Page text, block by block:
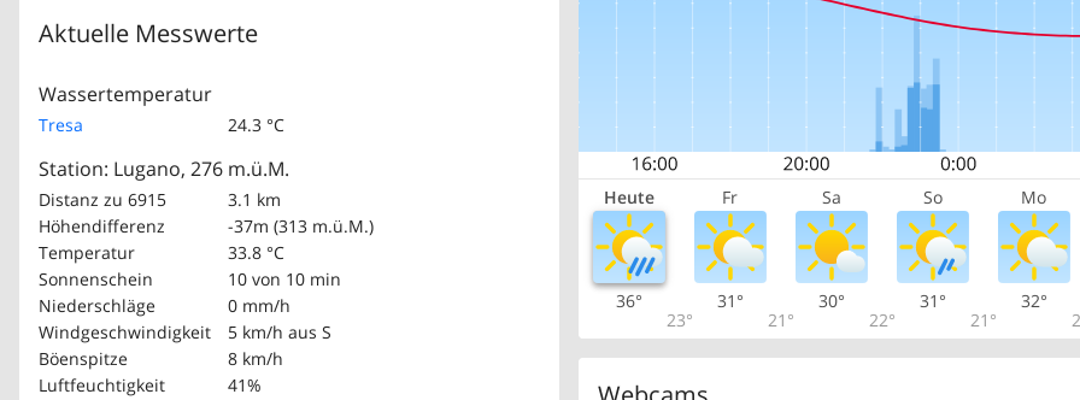
Aktuelle Messwerte
Wassertemperatur
Tresa 24.3 °C
Station: Lugano, 276 m.ü.M.
Distanz zu 6915
3.1 km
Höhendifferenz
-37m (313 m.ü.M.)
Temperatur
33.8 °C
Sonnenschein
10 von 10 min
Niederschläge
0 mm/h
Windgeschwindigkeit
5 km/h aus S
Böenspitze
8 km/h
Luftfeuchtigkeit
41%
Heute Fr Sa So Mo
36°
23°
31°
21°
30°
22°
31°
21°
32°